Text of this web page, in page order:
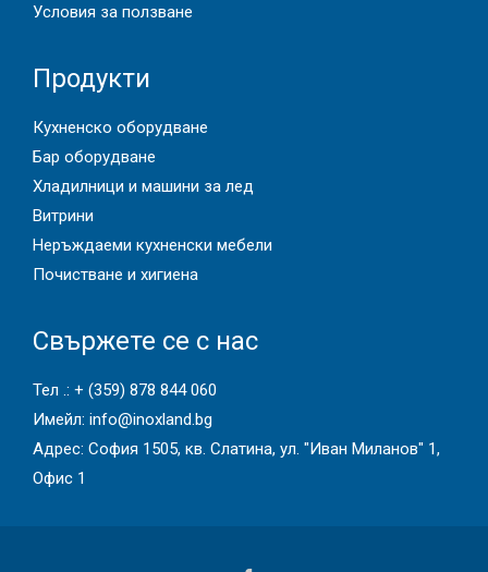
Условия за ползване
Продукти
Кухненско оборудване
Бар оборудване
Хладилници и машини за лед
Витрини
Неръждаеми кухненски мебели
Почистване и хигиена
Свържете се с нас
Тел .: + (359) 878 844 060
Имейл: info@inoxland.bg
Адрес: София 1505, кв. Слатина, ул. "Иван Миланов" 1,
Офис 1